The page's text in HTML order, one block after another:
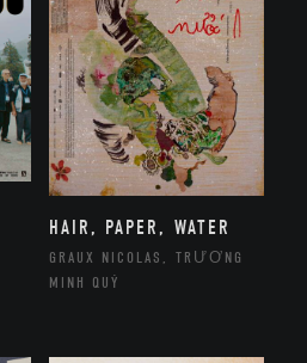
HAIR, PAPER, WATER
GRAUX NICOLAS, TRƯƠNG
MINH QUÝ